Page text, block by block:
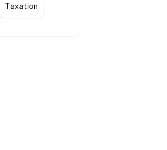
Taxation